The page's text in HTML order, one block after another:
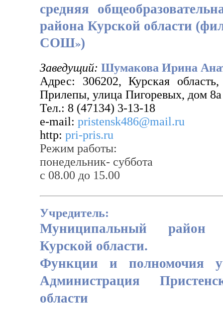
средняя
района Курской области
СОШ»)
Заведущий: Шумакова Ирина
Адрес: 306202, Курская
Прилепы, улица Пигоревых, дом 8а
Тел.: 8 (47134) 3-13-18
e-mail: pristensk486@mail.ru
http: pri-pris.ru
Режим работы:
понедельник- суббота
с 08.00 до 15.00
Учредитель:
Муниципальный район
Курской области.
Функции и полномочия
Администрация
области